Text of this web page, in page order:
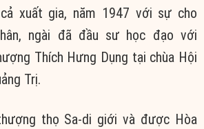
xuất gia, năm 1947 với sự cho
ngài đã đầu sư học đạo với
Thích Hưng Dụng tại chùa Hội
Trị.
thọ Sa-di giới và được Hòa